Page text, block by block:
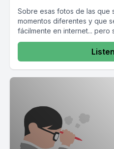
Sobre esas fotos de las que
momentos diferentes y que
fácilmente en internet... pero
Listen